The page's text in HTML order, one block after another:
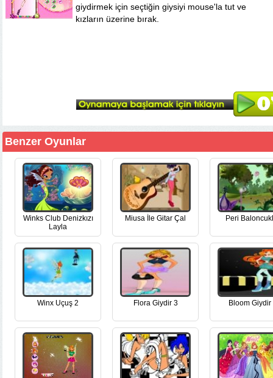
giydirmek için seçtiğin giysiyi mouse'la tut ve
kızların üzerine bırak.
Benzer Oyunlar
Winks Club Denizkızı
Layla
Miusa İle Gitar Çal Peri
Winx Uçuş 2 Flora Giydir 3 Bloom Giydir